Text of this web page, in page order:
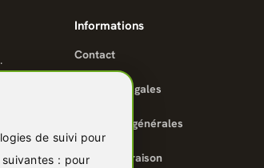
de suivi pour
: pour
Informations
Contact
Mentions légales
Conditions générales
Infos de livraison